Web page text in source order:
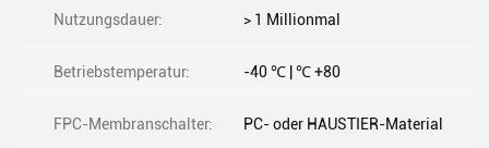
Nutzungsdauer: > 1 Millionmal
Betriebstemperatur: -40 ℃ | ℃ +80
FPC-Membranschalter: PC- oder HAUSTIER-Material